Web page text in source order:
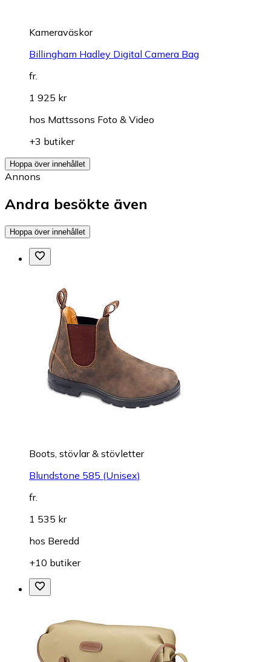
Kameraväskor
Billingham Hadley Digital Camera Bag
fr.
1 925 kr
hos Mattssons Foto & Video
+3 butiker
Hoppa över innehållet
Annons
Andra besökte även
Hoppa över innehållet
Boots, stövlar & stövletter
Blundstone 585 (Unisex)
fr.
1 535 kr
hos Beredd
+10 butiker